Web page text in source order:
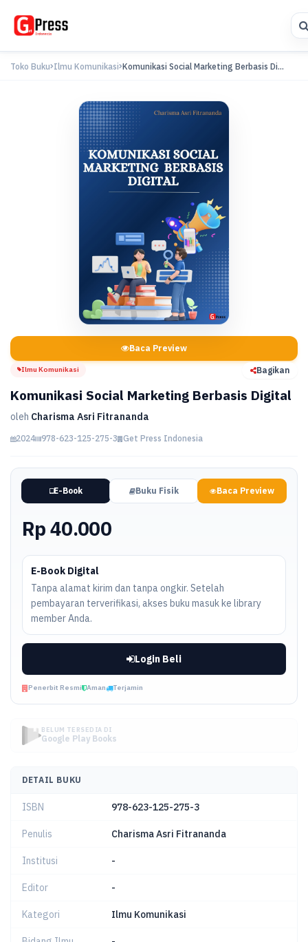
Toko Buku Ilmu Komunikasi Komunikasi Social Marketing Berbasis Di...
Baca Preview
Ilmu Komunikasi Bagikan
Komunikasi Social Marketing Berbasis Digital
oleh Charisma Asri Fitrananda
2024 978-623-125-275-3 Get Press Indonesia
E-Book Buku Fisik Baca Preview
Rp 40.000
E-Book Digital
Tanpa alamat kirim dan tanpa ongkir. Setelah
pembayaran terverifikasi, akses buku masuk ke library
member Anda.
Login Beli
Penerbit Resmi Aman Terjamin
BELUM TERSEDIA DI
Google Play Books
DETAIL BUKU
ISBN 978-623-125-275-3
Penulis Charisma Asri Fitrananda
Institusi -
Editor -
Kategori Ilmu Komunikasi